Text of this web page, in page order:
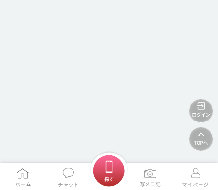
ホームに戻る
ホーム チャット
探す
写メ日記 マイページ